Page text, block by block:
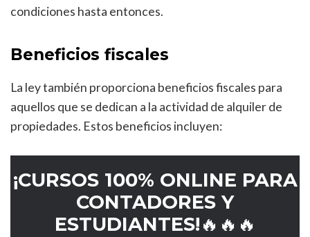
condiciones hasta entonces.
Beneficios fiscales
La ley también proporciona beneficios fiscales para
aquellos que se dedican a la actividad de alquiler de
propiedades. Estos beneficios incluyen:
¡CURSOS 100% ONLINE PARA
CONTADORES Y
ESTUDIANTES!🔥🔥🔥